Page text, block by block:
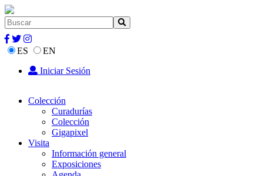
ES
EN
Iniciar Sesión
Colección
Curadurías
Colección
Gigapixel
Visita
Información general
Exposiciones